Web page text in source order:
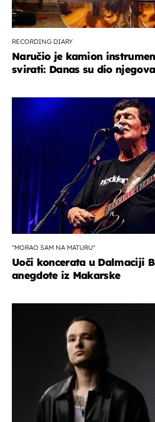
RECORDING DIARY
Naručio je kamion
svirati: Danas su dio
''MORAO SAM NA MATURU''
Uoči koncerata u Dalmaciji
anegdote iz Makarske